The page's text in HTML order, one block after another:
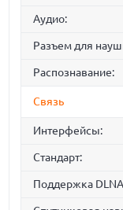
Аудио:
Разъем для
Распознавание:
Связь
Интерфейсы:
Стандарт:
Поддержка